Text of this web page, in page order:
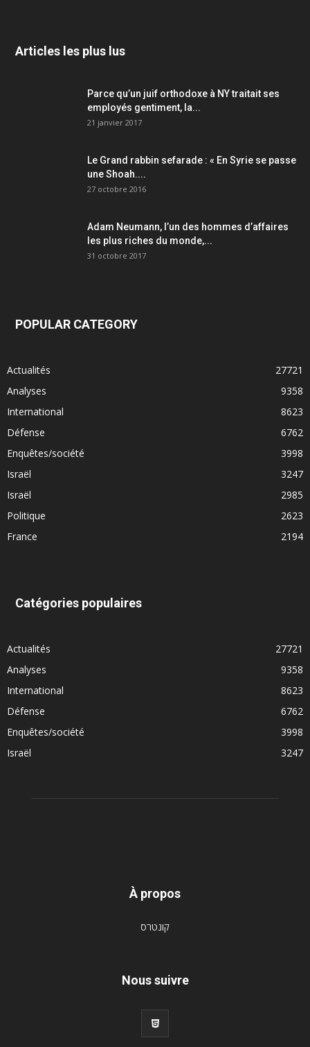
Articles les plus lus
Parce qu’un juif orthodoxe à NY traitait ses
employés gentiment, la...
21 janvier 2017
Le Grand rabbin sefarade : « En Syrie se passe
une Shoah....
27 octobre 2016
Adam Neumann, l’un des hommes d’affaires
les plus riches du monde,...
31 octobre 2017
POPULAR CATEGORY
Actualités
27721
Analyses
9358
International
8623
Défense
6762
Enquêtes/société
3998
Israël
3247
Israël
2985
Politique
2623
France
2194
Catégories populaires
Actualités
27721
Analyses
9358
International
8623
Défense
6762
Enquêtes/société
3998
Israël
3247
À propos
קונטרס
Nous suivre